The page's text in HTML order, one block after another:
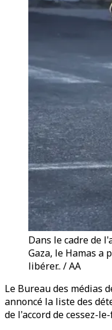
Dans le cadre de
Gaza, le Hamas a
libérer.. / AA
Le Bureau des médias
annoncé la liste des
de l'accord de cessez-